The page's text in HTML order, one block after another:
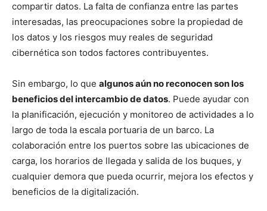
compartir datos. La falta de confianza entre las partes
interesadas, las preocupaciones sobre la propiedad de
los datos y los riesgos muy reales de seguridad
cibernética son todos factores contribuyentes.
Sin embargo, lo que algunos aún no reconocen son los
beneficios del intercambio de datos. Puede ayudar con
la planificación, ejecución y monitoreo de actividades a lo
largo de toda la escala portuaria de un barco. La
colaboración entre los puertos sobre las ubicaciones de
carga, los horarios de llegada y salida de los buques, y
cualquier demora que pueda ocurrir, mejora los efectos y
beneficios de la digitalización.